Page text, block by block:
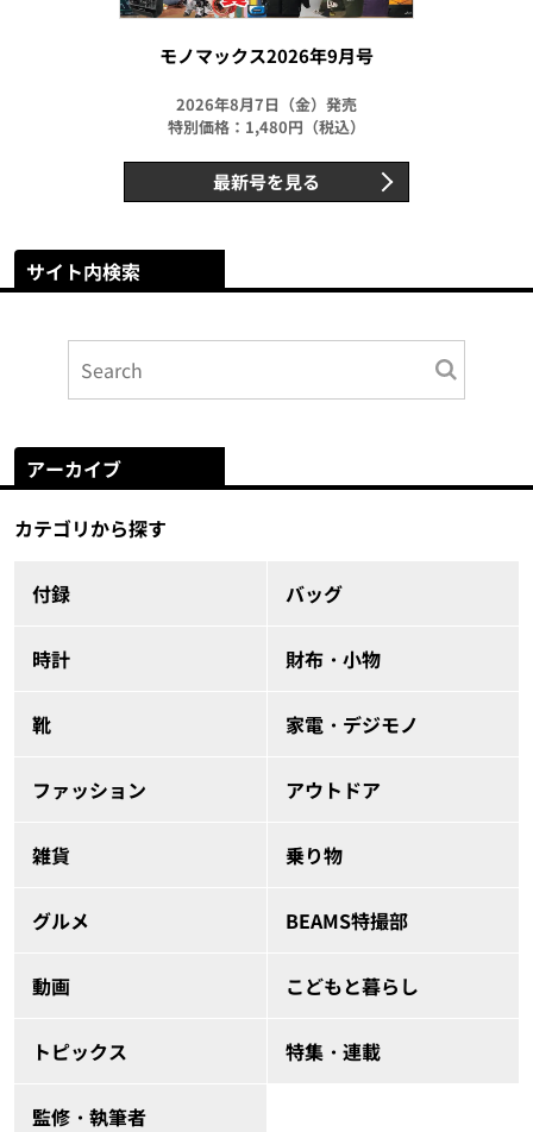
モノマックス2026年9月号
2026年8月7日（金）発売
特別価格：1,480円（税込）
最新号を見る
サイト内検索
アーカイブ
カテゴリから探す
付録 バッグ
時計 財布・小物
靴 家電・デジモノ
ファッション アウトドア
雑貨 乗り物
グルメ BEAMS特撮部
動画 こどもと暮らし
トピックス 特集・連載
監修・執筆者